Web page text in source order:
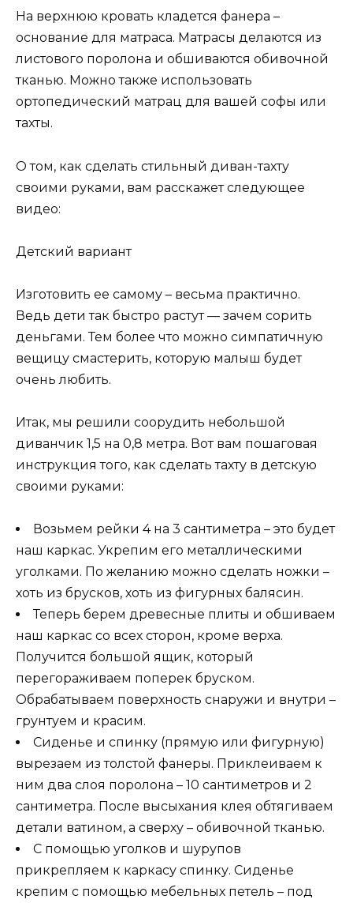
На верхнюю кровать кладется фанера –
основание для матраса. Матрасы делаются из
листового поролона и обшиваются обивочной
тканью. Можно также использовать
ортопедический матрац для вашей софы или
тахты.
О том, как сделать стильный диван-тахту
своими руками, вам расскажет следующее
видео:
Детский вариант
Изготовить ее самому – весьма практично.
Ведь дети так быстро растут — зачем сорить
деньгами. Тем более что можно симпатичную
вещицу смастерить, которую малыш будет
очень любить.
Итак, мы решили соорудить небольшой
диванчик 1,5 на 0,8 метра. Вот вам пошаговая
инструкция того, как сделать тахту в детскую
своими руками:
Возьмем рейки 4 на 3 сантиметра – это будет
наш каркас. Укрепим его металлическими
уголками. По желанию можно сделать ножки –
хоть из брусков, хоть из фигурных балясин.
Теперь берем древесные плиты и обшиваем
наш каркас со всех сторон, кроме верха.
Получится большой ящик, который
перегораживаем поперек бруском.
Обрабатываем поверхность снаружи и внутри –
грунтуем и красим.
Сиденье и спинку (прямую или фигурную)
вырезаем из толстой фанеры. Приклеиваем к
ним два слоя поролона – 10 сантиметров и 2
сантиметра. После высыхания клея обтягиваем
детали ватином, а сверху – обивочной тканью.
С помощью уголков и шурупов
прикрепляем к каркасу спинку. Сиденье
крепим с помощью мебельных петель – под